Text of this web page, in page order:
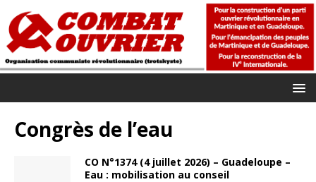
Congrès de l’eau
CO N°1374 (4 juillet 2026) – Guadeloupe –
Eau : mobilisation au conseil